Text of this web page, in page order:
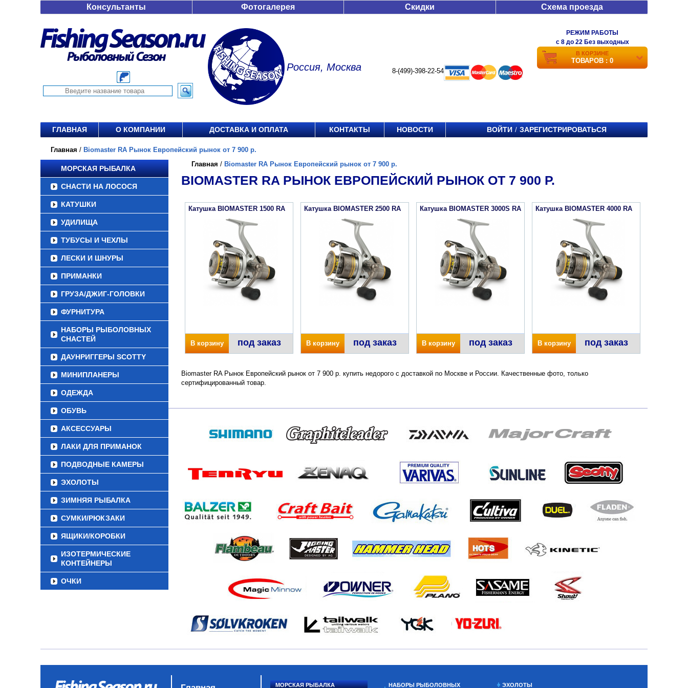
Консультанты Фотогалерея Скидки Схема проезда
Россия, Москва 8-(499)-398-22-54
РЕЖИМ РАБОТЫ
c 8 до 22 Без выходных
В КОРЗИНЕ
ТОВАРОВ : 0
ГЛАВНАЯ О КОМПАНИИ ДОСТАВКА И ОПЛАТА КОНТАКТЫ НОВОСТИ ВОЙТИ / ЗАРЕГИСТРИРОВАТЬСЯ
Главная / Biomaster RA Рынок Европейский рынок от 7 900 р.
МОРСКАЯ РЫБАЛКА
СНАСТИ НА ЛОСОСЯ
КАТУШКИ
УДИЛИЩА
ТУБУСЫ И ЧЕХЛЫ
ЛЕСКИ И ШНУРЫ
ПРИМАНКИ
ГРУЗА/ДЖИГ-ГОЛОВКИ
ФУРНИТУРА
НАБОРЫ РЫБОЛОВНЫХ
СНАСТЕЙ
ДАУНРИГГЕРЫ SCOTTY
МИНИПЛАНЕРЫ
ОДЕЖДА
ОБУВЬ
АКСЕССУАРЫ
ЛАКИ ДЛЯ ПРИМАНОК
ПОДВОДНЫЕ КАМЕРЫ
ЭХОЛОТЫ
ЗИМНЯЯ РЫБАЛКА
СУМКИ/РЮКЗАКИ
ЯЩИКИ/КОРОБКИ
ИЗОТЕРМИЧЕСКИЕ
КОНТЕЙНЕРЫ
ОЧКИ
Главная / Biomaster RA Рынок Европейский рынок от 7 900 р.
BIOMASTER RA РЫНОК ЕВРОПЕЙСКИЙ РЫНОК ОТ 7 900 Р.
Катушка BIOMASTER 1500 RA
В корзину под заказ
Катушка BIOMASTER 2500 RA
В корзину под заказ
Катушка BIOMASTER 3000S RA
В корзину под заказ
Катушка BIOMASTER 4000 RA
В корзину под заказ
Biomaster RA Рынок Европейский рынок от 7 900 р. купить недорого с доставкой по Москве и России. Качественные фото, только
сертифицированный товар.
МОРСКАЯ РЫБАЛКА НАБОРЫ РЫБОЛОВНЫХ ЭХОЛОТЫ